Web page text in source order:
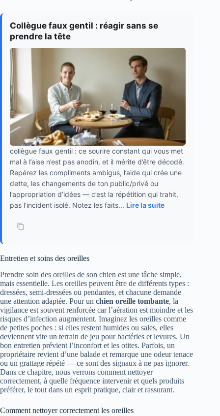
Collègue faux gentil : réagir sans se
prendre la tête
collègue faux gentil : ce sourire constant qui vous met
mal à l’aise n’est pas anodin, et il mérite d’être décodé.
Repérez les compliments ambigus, l’aide qui crée une
dette, les changements de ton public/privé ou
l’appropriation d’idées — c’est la répétition qui trahit,
pas l’incident isolé. Notez les faits... Lire la suite
Entretien et soins des oreilles
Prendre soin des oreilles de son chien est une tâche simple,
mais essentielle. Les oreilles peuvent être de différents types :
dressées, semi-dressées ou pendantes, et chacune demande
une attention adaptée. Pour un chien oreille tombante, la
vigilance est souvent renforcée car l’aération est moindre et les
risques d’infection augmentent. Imaginez les oreilles comme
de petites poches : si elles restent humides ou sales, elles
deviennent vite un terrain de jeu pour bactéries et levures. Un
bon entretien prévient l’inconfort et les otites. Parfois, un
propriétaire revient d’une balade et remarque une odeur tenace
ou un grattage répété — ce sont des signaux à ne pas ignorer.
Dans ce chapitre, nous verrons comment nettoyer
correctement, à quelle fréquence intervenir et quels produits
préférer, le tout dans un esprit pratique, clair et rassurant.
Comment nettoyer correctement les oreilles